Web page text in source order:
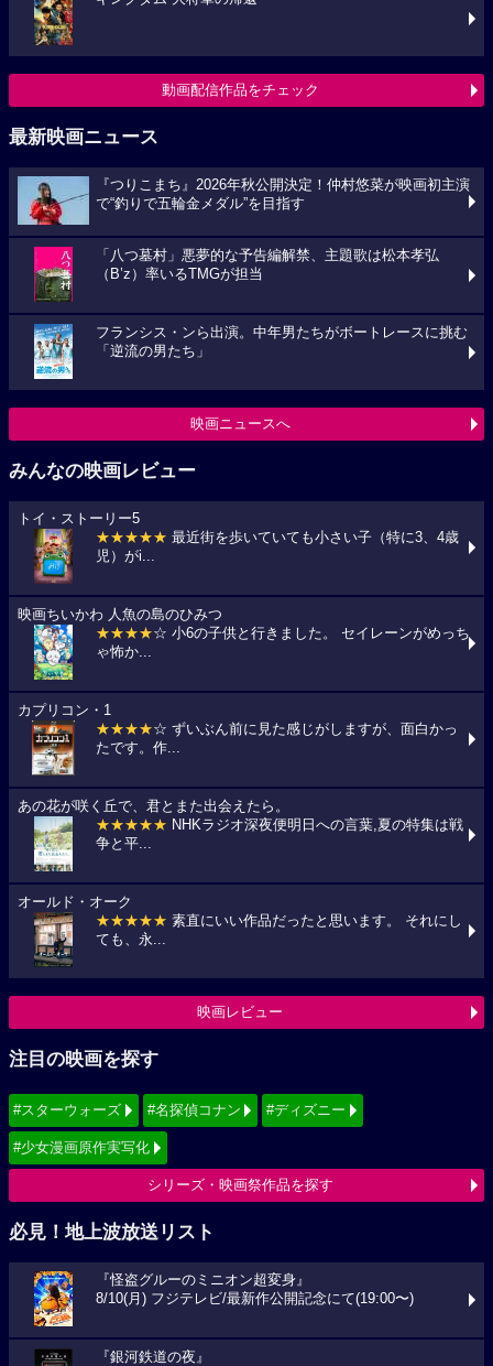
動画配信作品をチェック
最新映画ニュース
『つりこまち』2026年秋公開決定！仲村悠菜が映画初主演
で“釣りで五輪金メダル”を目指す
「八つ墓村」悪夢的な予告編解禁、主題歌は松本孝弘
（B’z）率いるTMGが担当
フランシス・ンら出演。中年男たちがボートレースに挑む
「逆流の男たち」
映画ニュースへ
みんなの映画レビュー
トイ・ストーリー5
★★★★★ 最近街を歩いていても小さい子（特に3、4歳
児）がi...
映画ちいかわ 人魚の島のひみつ
★★★★☆ 小6の子供と行きました。 セイレーンがめっち
ゃ怖か...
カプリコン・1
★★★★☆ ずいぶん前に見た感じがしますが、面白かっ
たです。作...
あの花が咲く丘で、君とまた出会えたら。
★★★★★ NHKラジオ深夜便明日への言葉,夏の特集は戦
争と平...
オールド・オーク
★★★★★ 素直にいい作品だったと思います。 それにし
ても、永...
映画レビュー
注目の映画を探す
#スターウォーズ #名探偵コナン #ディズニー
#少女漫画原作実写化
シリーズ・映画祭作品を探す
必見！地上波放送リスト
『怪盗グルーのミニオン超変身』
8/10(月) フジテレビ/最新作公開記念にて(19:00〜)
『銀河鉄道の夜』